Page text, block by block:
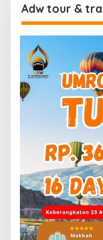
Adw tour &